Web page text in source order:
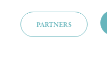
PARTNERS